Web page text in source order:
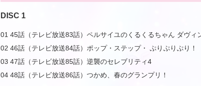
DISC 1
01 45話（テレビ放送83話）ペルサイユのくるくるちゃん ダヴィ
02 46話（テレビ放送84話）ポップ・ステップ・ ぷりぷりぷり！
03 47話（テレビ放送85話）逆襲のセレブリティ4
04 48話（テレビ放送86話）つかめ、春のグランプリ！